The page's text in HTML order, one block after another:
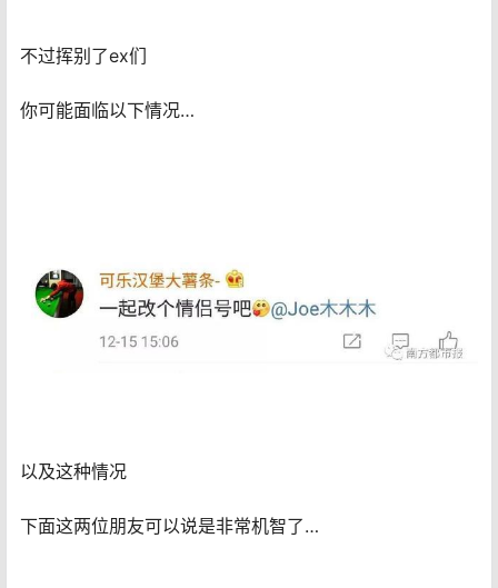
不过挥别了ex们
你可能面临以下情况…
以及这种情况
下面这两位朋友可以说是非常机智了…